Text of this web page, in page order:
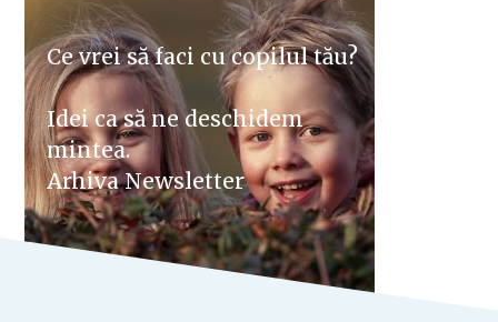
Ce vrei să faci cu copilul tău?
Idei ca să ne deschidem
mintea.
Arhiva Newsletter